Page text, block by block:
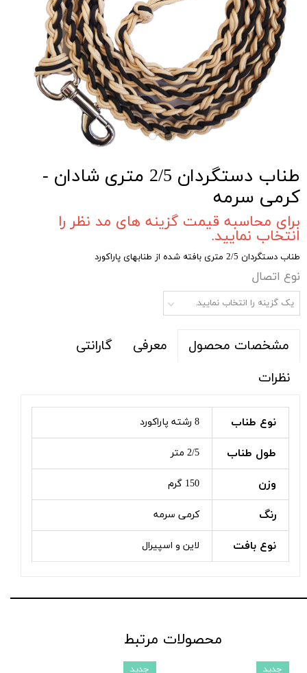
طناب دستگردان 2/5 متری شادان -
کرمی سرمه
برای محاسبه قیمت گزینه های مد نظر را
انتخاب نمایید.
طناب دستگردان 2/5 متری بافته شده از طنابهای پاراکورد
نوع اتصال
یک گزینه را انتخاب نمایید.
مشخصات محصول معرفی
گارانتی
نظرات
نوع طناب 8 رشته پاراکورد
طول طناب 2/5 متر
وزن 150 گرم
رنگ کرمی سرمه
نوع بافت لاین و اسپیرال
محصولات مرتبط
جدید جدید